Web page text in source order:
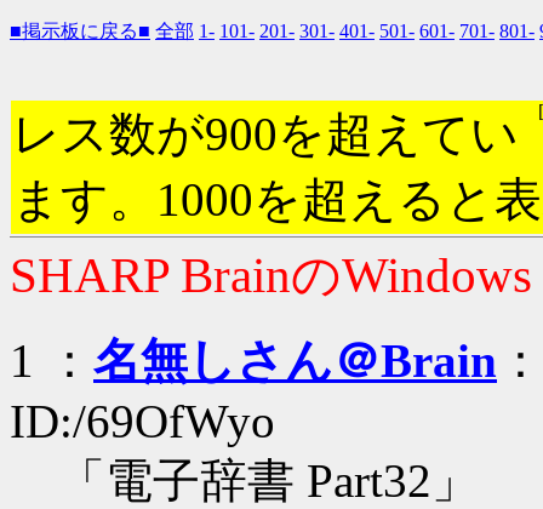
■掲示板に戻る■ 全部 1- 101- 201- 301- 401- 501- 601- 701- 801-
レス数が900を超えてい
ます。1000を超えると
SHARP Brainの
1 ： 名無しさん＠Brain
ID:/69OfWyo
「電子辞書 Part32」